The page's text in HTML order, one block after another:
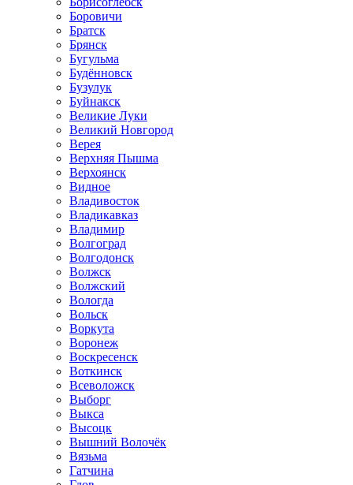
Боровичи
Братск
Брянск
Бугульма
Будённовск
Бузулук
Буйнакск
Великие Луки
Великий Новгород
Верея
Верхняя Пышма
Верхоянск
Видное
Владивосток
Владикавказ
Владимир
Волгоград
Волгодонск
Волжск
Волжский
Вологда
Вольск
Воркута
Воронеж
Воскресенск
Воткинск
Всеволожск
Выборг
Выкса
Высоцк
Вышний Волочёк
Вязьма
Гатчина